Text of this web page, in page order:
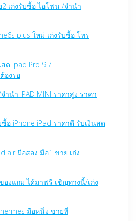
เก่งรับซื้อ ไอโฟน /จำนำ
plus ใหม่ เก่งรับซื้อ โทร
ด ipad Pro 9.7
องรอ
ำนำ IPAD MINI ราคาสูง ราคา
ซื้อ iPhone iPad ราคาดี รับเงินสด
air มือสอง มือ1 ขาย เก่ง
องแถม ได้มาฟรี เชิญทางนี้/เก่ง
มือหนึ่ง ขายที่